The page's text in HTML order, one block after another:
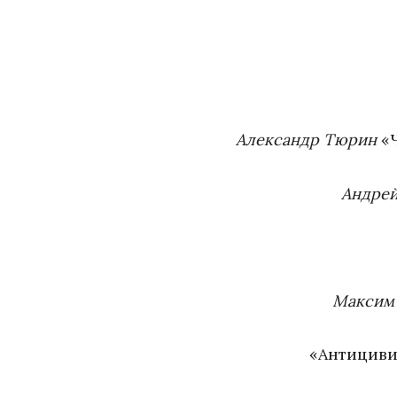
Александр Тюрин
Максим